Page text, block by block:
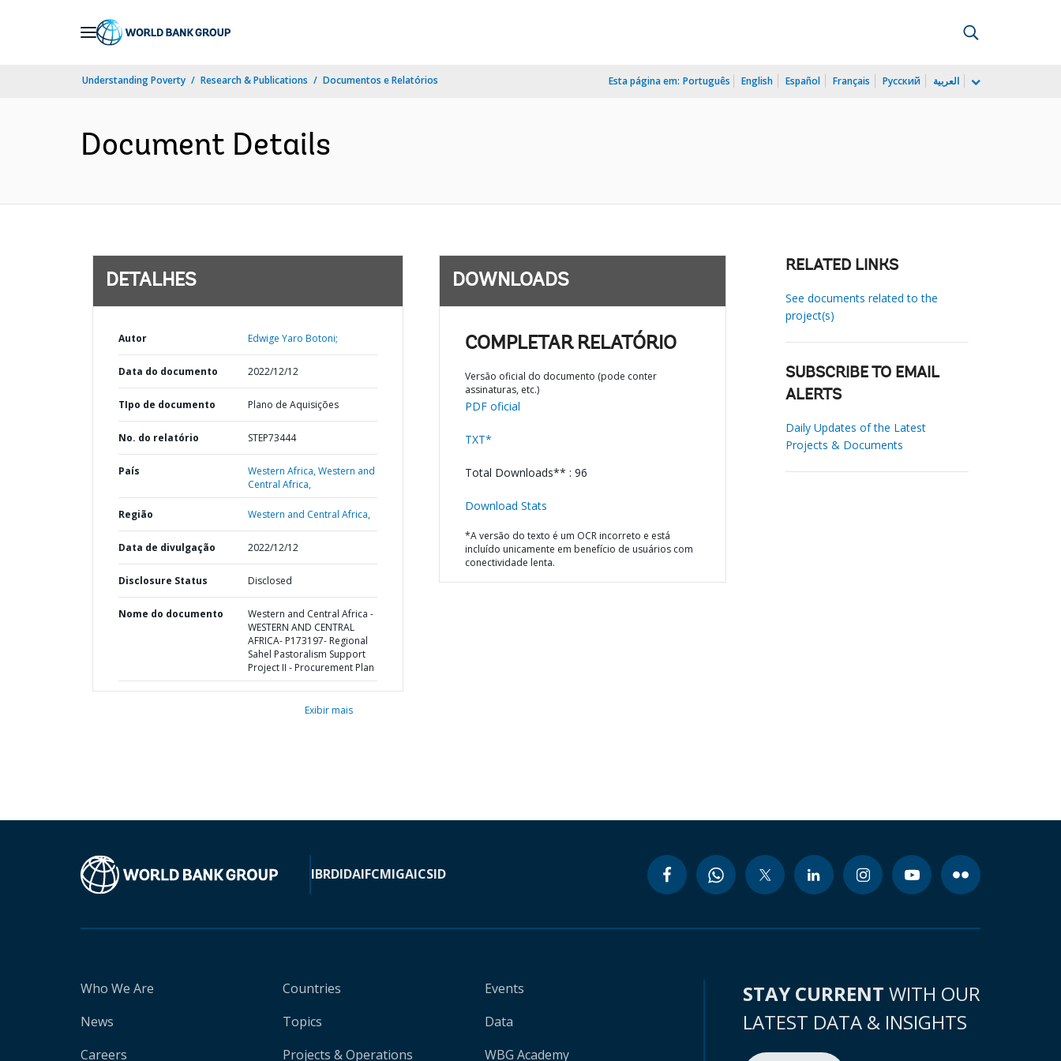
Understanding Poverty Research & Publications Documentos e Relatórios Esta página em: Português English Español Français Русский العربية
Document Details
DETALHES
Autor Edwige Yaro Botoni;
Data do documento 2022/12/12
TIpo de documento Plano de Aquisições
No. do relatório STEP73444
País Western Africa,Western and
Central Africa,
Região Western and Central Africa,
Data de divulgação 2022/12/12
Disclosure Status Disclosed
Nome do documento
Western and Central Africa -
WESTERN AND CENTRAL
AFRICA- P173197- Regional
Sahel Pastoralism Support
Project II - Procurement Plan
Exibir mais
DOWNLOADS
COMPLETAR RELATÓRIO
Versão oficial do documento (pode conter
assinaturas, etc.)
PDF oficial
TXT*
Total Downloads** : 96
Download Stats
*A versão do texto é um OCR incorreto e está
incluído unicamente em benefício de usuários com
conectividade lenta.
RELATED LINKS
See documents related to the
project(s)
SUBSCRIBE TO EMAIL
ALERTS
Daily Updates of the Latest
Projects & Documents
IBRDIDAIFCMIGAICSID
Who We Are
News
Careers
Countries
Topics
Projects & Operations
Events
Data
WBG Academy
STAY CURRENT WITH OUR
LATEST DATA & INSIGHTS